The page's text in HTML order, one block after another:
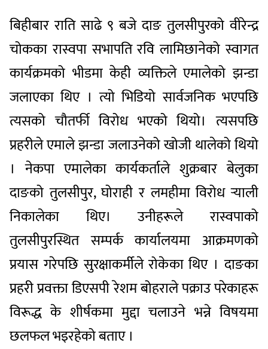
बिहीबार राति साढे ९ बजे दाङ तुलसीपुरको वीरेन्द्र
चोकका रास्वपा सभापति रवि लामिछानेको स्वागत
कार्यक्रमको भीडमा केही व्यक्तिले एमालेको झन्डा
जलाएका थिए । त्यो भिडियो सार्वजनिक भएपछि
त्यसको चौतर्फी विरोध भएको थियो। त्यसपछि
प्रहरीले एमाले झन्डा जलाउनेको खोजी थालेको थियो
। नेकपा एमालेका कार्यकर्ताले शुक्रबार बेलुका
दाङको तुलसीपुर, घोराही र लमहीमा विरोध र्‍याली
निकालेका थिए। उनीहरूले रास्वपाको
तुलसीपुरस्थित सम्पर्क कार्यालयमा आक्रमणको
प्रयास गरेपछि सुरक्षाकर्मीले रोकेका थिए । दाङका
प्रहरी प्रवक्ता डिएसपी रेशम बोहराले पक्राउ परेकाहरू
विरूद्ध के शीर्षकमा मुद्दा चलाउने भन्ने विषयमा
छलफल भइरहेको बताए ।